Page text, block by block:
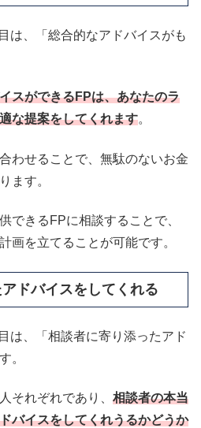
は、「総合的なアドバイスがも
スができるFPは、あなたのラ
な提案をしてくれます。
わせることで、無駄のないお金
ます。
できるFPに相談することで、
画を立てることが可能です。
ドバイスをしてくれる
は、「相談者に寄り添ったアド
。
それぞれであり、 相談者の本当
バイスをしてくれうるかどうか